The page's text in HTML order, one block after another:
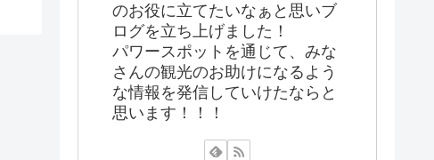
のお役に立てたいなぁと思いブ
ログを立ち上げました！
パワースポットを通じて、みな
さんの観光のお助けになるよう
な情報を発信していけたならと
思います！！！